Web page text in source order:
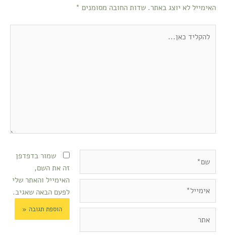
האימייל לא יוצג באתר. שדות החובה מסומנים *
כאן...
שמור בדפדפן
זה את השם,
האימייל והאתר שלי
לפעם הבאה שאגיב.